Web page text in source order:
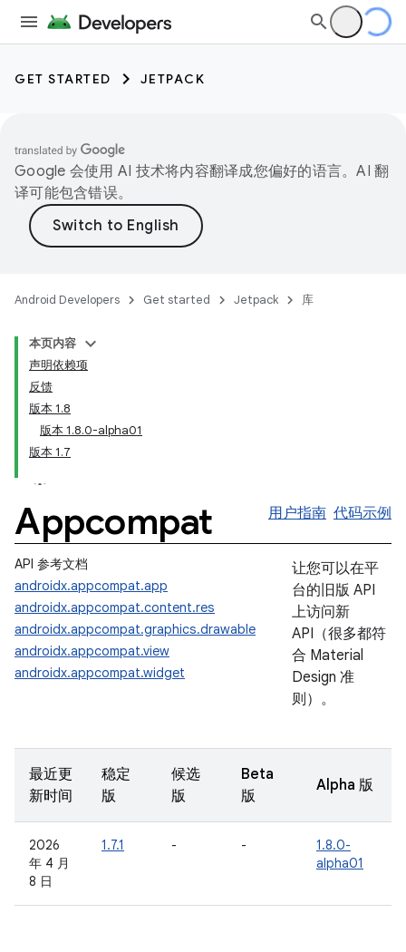
GET STARTED JETPACK
Google 会使用 AI 技术将内容翻译成您偏好的语言。AI 翻
译可能包含错误。
Android Developers Get started Jetpack 库
本页内容
声明依赖项
反馈
版本 1.8
版本 1.8.0-alpha01
版本 1.7
Appcompat 用户指南 代码示例
API 参考文档
androidx.appcompat.app
androidx.appcompat.content.res
androidx.appcompat.graphics.drawable
androidx.appcompat.view
androidx.appcompat.widget
让您可以在平
台的旧版 API
上访问新
API（很多都符
合 Material
Design 准
则）。
最近更
新时间
稳定
版
候选
版
Beta
版
Alpha 版
2026
年 4 月
8 日
1.7.1 - -
1.8.0-
alpha01